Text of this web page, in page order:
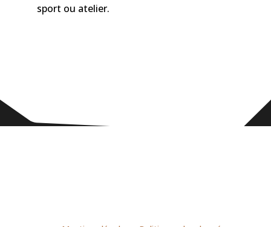
sport ou atelier.